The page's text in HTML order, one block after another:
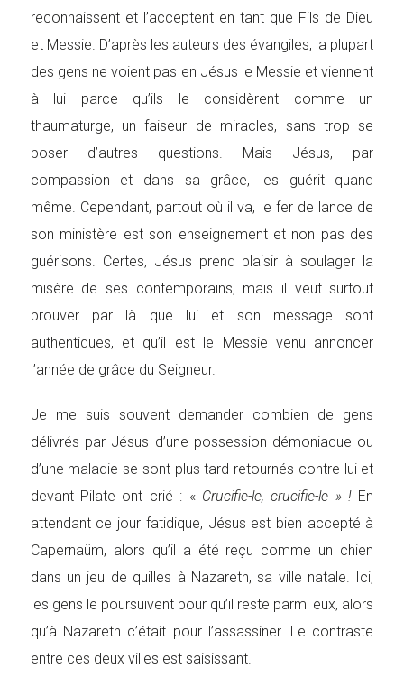
reconnaissent et l’acceptent en tant que Fils de Dieu
et Messie. D’après les auteurs des évangiles, la plupart
des gens ne voient pas en Jésus le Messie et viennent
à lui parce qu’ils le considèrent comme un
thaumaturge, un faiseur de miracles, sans trop se
poser d’autres questions. Mais Jésus, par
compassion et dans sa grâce, les guérit quand
même. Cependant, partout où il va, le fer de lance de
son ministère est son enseignement et non pas des
guérisons. Certes, Jésus prend plaisir à soulager la
misère de ses contemporains, mais il veut surtout
prouver par là que lui et son message sont
authentiques, et qu’il est le Messie venu annoncer
l’année de grâce du Seigneur.
Je me suis souvent demander combien de gens
délivrés par Jésus d’une possession démoniaque ou
d’une maladie se sont plus tard retournés contre lui et
devant Pilate ont crié : « Crucifie-le, crucifie-le » ! En
attendant ce jour fatidique, Jésus est bien accepté à
Capernaüm, alors qu’il a été reçu comme un chien
dans un jeu de quilles à Nazareth, sa ville natale. Ici,
les gens le poursuivent pour qu’il reste parmi eux, alors
qu’à Nazareth c’était pour l’assassiner. Le contraste
entre ces deux villes est saisissant.